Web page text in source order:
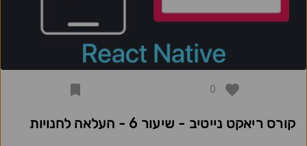
0
קורס ריאקט נייטיב - שיעור 6 - העלאה לחנויות